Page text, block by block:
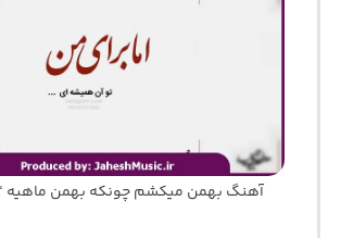
آهنگ بهمن میکشم چونکه بهمن ماهیه